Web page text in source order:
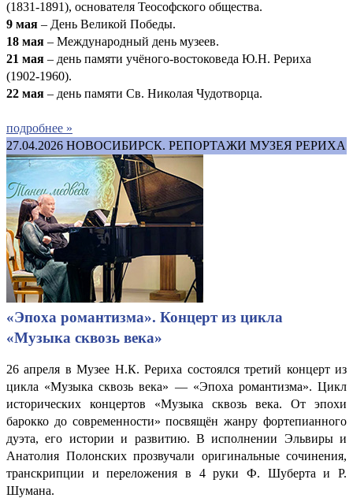
(1831-1891), основателя Теософского общества.
9 мая – День Великой Победы.
18 мая – Международный день музеев.
21 мая – день памяти учёного-востоковеда Ю.Н. Рериха
(1902-1960).
22 мая – день памяти Св. Николая Чудотворца.
подробнее »
27.04.2026 НОВОСИБИРСК. РЕПОРТАЖИ МУЗЕЯ РЕРИХА
«Эпоха романтизма». Концерт из цикла
«Музыка сквозь века»
26 апреля в Музее Н.К. Рериха состоялся третий концерт из
цикла «Музыка сквозь века» — «Эпоха романтизма». Цикл
исторических концертов «Музыка сквозь века. От эпохи
барокко до современности» посвящён жанру фортепианного
дуэта, его истории и развитию. В исполнении Эльвиры и
Анатолия Полонских прозвучали оригинальные сочинения,
транскрипции и переложения в 4 руки Ф. Шуберта и Р.
Шумана.